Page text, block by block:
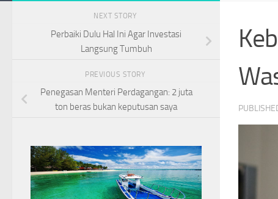
NEXT STORY
Perbaiki Dulu Hal Ini Agar Investasi
Langsung Tumbuh
PREVIOUS STORY
Penegasan Menteri Perdagangan: 2 juta
ton beras bukan keputusan saya